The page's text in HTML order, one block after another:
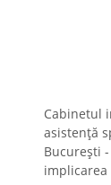
Cabinetul
asistență
București
implicarea